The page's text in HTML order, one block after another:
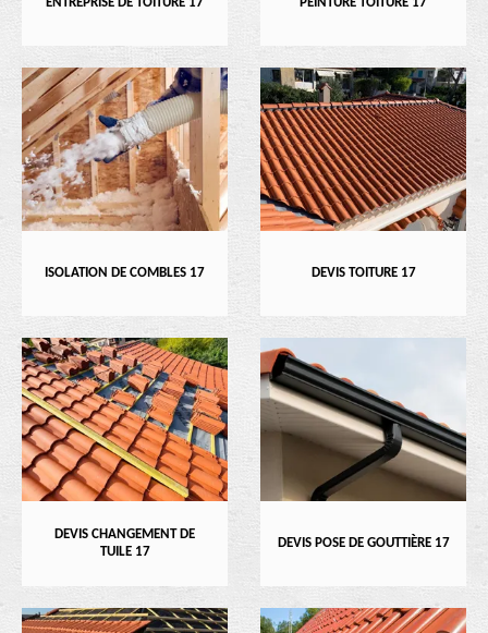
ISOLATION DE COMBLES 17 DEVIS TOITURE 17
DEVIS CHANGEMENT DE
TUILE 17
DEVIS POSE DE GOUTTIÈRE 17